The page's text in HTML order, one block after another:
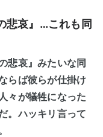
悲哀』…これも同
悲哀』みたいな同
らば彼らが仕掛け
々が犠牲になった
。ハッキリ言って